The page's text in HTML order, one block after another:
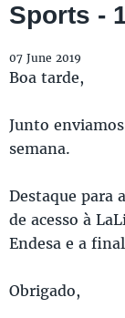
Sports -
07 June 2019
Boa tarde,
Junto
semana.
Destaque para
de acesso à
Endesa e a
Obrigado,